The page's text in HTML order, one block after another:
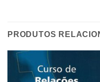
PRODUTOS